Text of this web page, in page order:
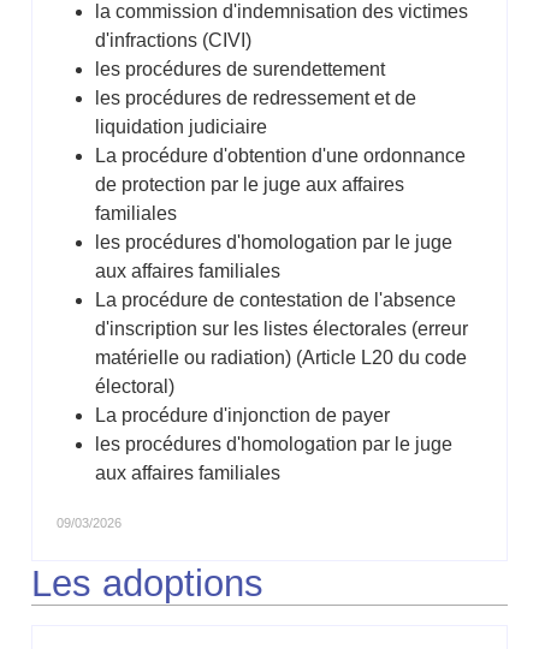
la commission d'indemnisation des victimes
d'infractions (CIVI)
les procédures de surendettement
les procédures de redressement et de
liquidation judiciaire
La procédure d'obtention d'une ordonnance
de protection par le juge aux affaires
familiales
les procédures d'homologation par le juge
aux affaires familiales
La procédure de contestation de l'absence
d'inscription sur les listes électorales (erreur
matérielle ou radiation) (Article L20 du code
électoral)
La procédure d'injonction de payer
les procédures d'homologation par le juge
aux affaires familiales
09/03/2026
Les adoptions